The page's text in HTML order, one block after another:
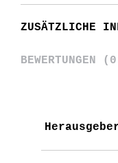
ZUSÄTZLICHE
BEWERTUNGEN